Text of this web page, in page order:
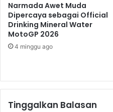
Narmada Awet Muda
Dipercaya sebagai Official
Drinking Mineral Water
MotoGP 2026
4 minggu ago
Tinggalkan Balasan